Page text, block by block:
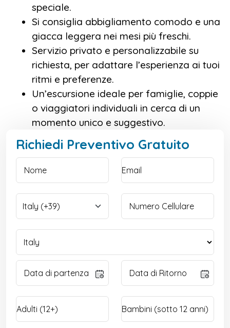
speciale.
Si consiglia abbigliamento comodo e una
giacca leggera nei mesi più freschi.
Servizio privato e personalizzabile su
richiesta, per adattare l’esperienza ai tuoi
ritmi e preferenze.
Un’escursione ideale per famiglie, coppie
o viaggiatori individuali in cerca di un
momento unico e suggestivo.
Richiedi Preventivo Gratuito